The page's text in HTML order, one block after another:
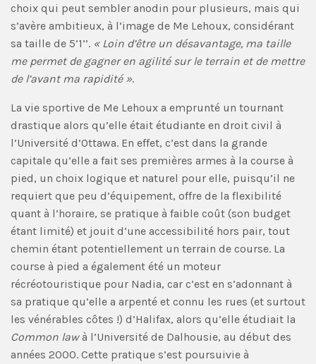
choix qui peut sembler anodin pour plusieurs, mais qui
s’avère ambitieux, à l’image de Me Lehoux, considérant
sa taille de 5’1’’. « Loin d’être un désavantage, ma taille
me permet de gagner en agilité sur le terrain et de mettre
de l’avant ma rapidité ».
La vie sportive de Me Lehoux a emprunté un tournant
drastique alors qu’elle était étudiante en droit civil à
l’Université d’Ottawa. En effet, c’est dans la grande
capitale qu’elle a fait ses premières armes à la course à
pied, un choix logique et naturel pour elle, puisqu’il ne
requiert que peu d’équipement, offre de la flexibilité
quant à l’horaire, se pratique à faible coût (son budget
étant limité) et jouit d’une accessibilité hors pair, tout
chemin étant potentiellement un terrain de course. La
course à pied a également été un moteur
récréotouristique pour Nadia, car c’est en s’adonnant à
sa pratique qu’elle a arpenté et connu les rues (et surtout
les vénérables côtes !) d’Halifax, alors qu’elle étudiait la
Common lawà l’Université de Dalhousie, au début des
années 2000. Cette pratique s’est poursuivie à